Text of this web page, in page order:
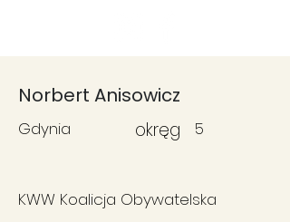
Norbert Anisowicz
Gdynia okręg 5
KWW Koalicja Obywatelska